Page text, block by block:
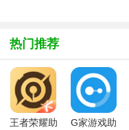
热门推荐
王者荣耀助
G家游戏助